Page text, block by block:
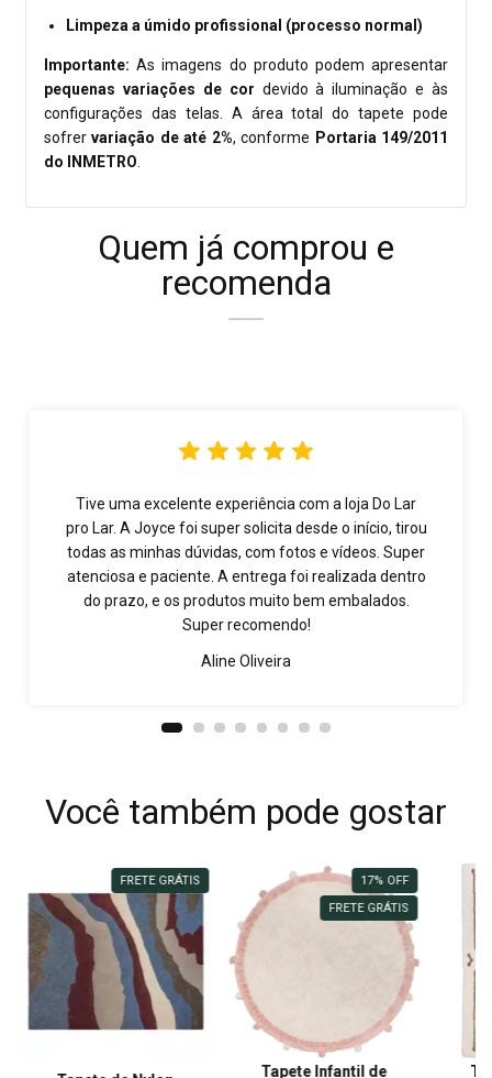
Limpeza a úmido profissional (processo normal)
Importante: As imagens do produto podem apresentar
pequenas variações de cor devido à iluminação e às
configurações das telas. A área total do tapete pode
sofrervariação de até 2%, conforme Portaria 149/2011
do INMETRO
Quem já comprou e
recomenda
Tive uma excelente experiência com a loja Do Lar
pro Lar. A Joyce foi super solicita desde o início, tirou
todas as minhas dúvidas, com fotos e vídeos. Super
atenciosa e paciente. A entrega foi realizada dentro
do prazo, e os produtos muito bem embalados.
Super recomendo!
Aline Oliveira
Você também pode gostar
FRETE GRÁTIS 17% OFF
FRETE GRÁTIS
Tapete Infantil de